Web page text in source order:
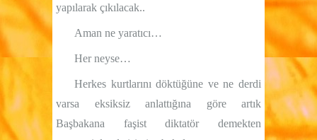
yapılarak çıkılacak..
Aman ne yaratıcı…
Her neyse…
Herkes kurtlarını döktüğüne ve ne derdi
varsa eksiksiz anlattığına göre artık
Başbakana faşist diktatör demekten